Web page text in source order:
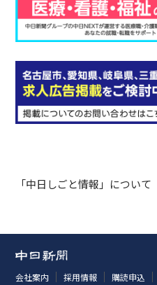
「中日しごと情報」について
会社案内 採用情報 購読申込